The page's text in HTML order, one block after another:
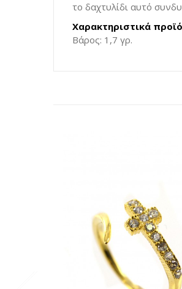
το δαχτυλίδι αυτό
Χαρακτηριστικά
Βάρος: 1,7 γρ.